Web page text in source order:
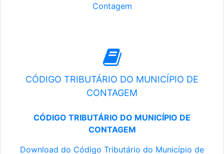
Contagem
CÓDIGO TRIBUTÁRIO DO MUNICÍPIO DE
CONTAGEM
CÓDIGO TRIBUTÁRIO DO MUNICÍPIO DE
CONTAGEM
Download do Código Tributário do Município de